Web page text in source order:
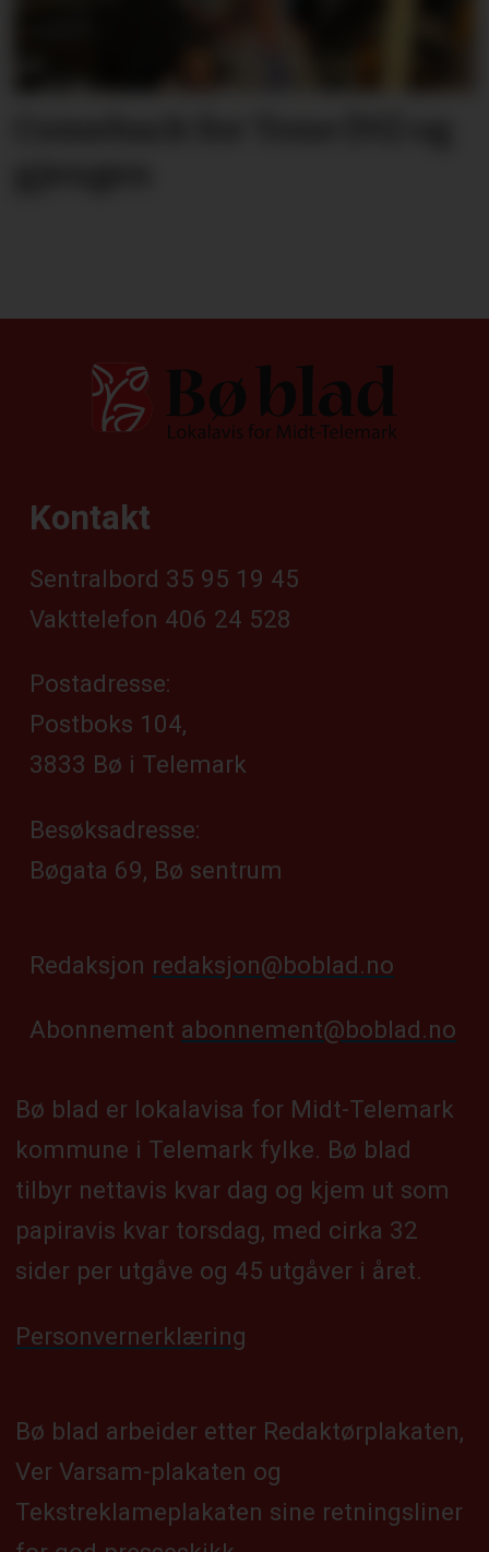
Kontakt
Sentralbord 35 95 19 45
Vakttelefon 406 24 528
Postadresse:
Postboks 104,
3833 Bø i Telemark
Besøksadresse:
Bøgata 69, Bø sentrum
Redaksjon redaksjon@boblad.no
Abonnement abonnement@boblad.no
Bø blad er lokalavisa for Midt-Telemark
kommune i Telemark fylke. Bø blad
tilbyr nettavis kvar dag og kjem ut som
papiravis kvar torsdag, med cirka 32
sider per utgåve og 45 utgåver i året.
Personvernerklæring
Bø blad arbeider etter Redaktørplakaten,
Ver Varsam-plakaten og
Tekstreklameplakaten sine retningsliner